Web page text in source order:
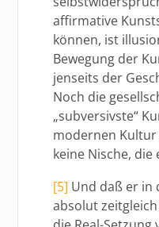
affirmative
können, ist
Bewegung der
jenseits der
Noch die
„subversivste“
modernen Kultur
keine Nische, die
[5] Und daß er in
absolut